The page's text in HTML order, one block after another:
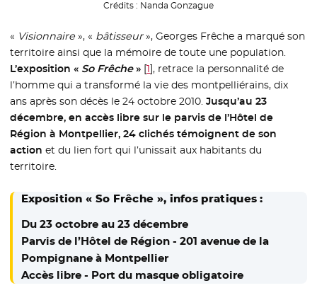
Crédits : Nanda Gonzague
« Visionnaire », « bâtisseur», Georges Frêche a marqué son
territoire ainsi que la mémoire de toute une population.
L’exposition « So Frêche» [1], retrace la personnalité de
l’homme qui a transformé la vie des montpelliérains, dix
ans après son décès le 24 octobre 2010.Jusqu’au 23
décembre, en accès libre sur le parvis de l’Hôtel de
Région à Montpellier, 24 clichés témoignent de son
action et du lien fort qui l’unissait aux habitants du
territoire.
Exposition « So Frêche », infos pratiques :
Du 23 octobre au 23 décembre
Parvis de l’Hôtel de Région - 201 avenue de la
Pompignane à Montpellier
Accès libre - Port du masque obligatoire